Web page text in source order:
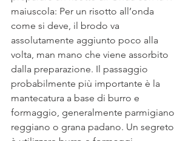
maiuscola: Per un risotto all’onda
come si deve, il brodo va
assolutamente aggiunto poco alla
volta, man mano che viene assorbito
dalla preparazione. Il passaggio
probabilmente più importante è la
mantecatura a base di burro e
formaggio, generalmente parmigiano
reggiano o grana padano. Un segreto